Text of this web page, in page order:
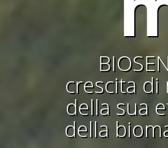
crescita
della sua
della